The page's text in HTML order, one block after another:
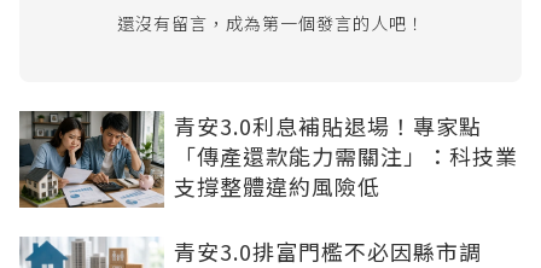
還沒有留言，成為第一個發言的人吧！
青安3.0利息補貼退場！專家點
「傳產還款能力需關注」：科技業
支撐整體違約風險低
青安3.0排富門檻不必因縣市調